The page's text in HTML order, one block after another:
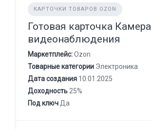
КАРТОЧКИ ТОВАРОВ OZON
Готовая карточка Камера
видеонаблюдения
Маркетплейс:Ozon
Товарные категории Электроника
Дата создания 10.01.2025
Доходность 25%
Под ключ Да